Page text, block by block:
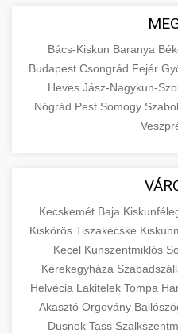
Bács-Kiskun Baranya
Budapest Csongrád Fejér
Heves Jász-Nagykun-
Nógrád Pest Somogy
Kecskemét Baja
Kiskőrös Tiszakécske
Kecel Kunszentmiklós
Kerekegyháza
Helvécia Lakitelek Tompa
Akasztó Orgovány
Dusnok Tass